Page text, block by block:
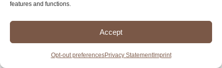
features and functions.
Accept
Opt-out preferencesPrivacy StatementImprint